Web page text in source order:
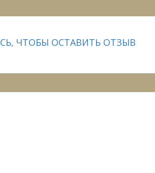
ЧТОБЫ ОСТАВИТЬ ОТЗЫВ